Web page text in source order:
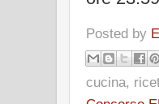
Posted by
cucina,